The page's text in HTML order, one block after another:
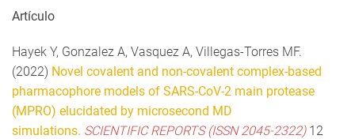
Artículo
Hayek Y, Gonzalez A, Vasquez A, Villegas-Torres MF.
(2022) Novel covalent and non-covalent complex-based
pharmacophore models of SARS-CoV-2 main protease
(MPRO) elucidated by microsecond MD
simulations. SCIENTIFIC REPORTS (ISSN 2045-2322)12